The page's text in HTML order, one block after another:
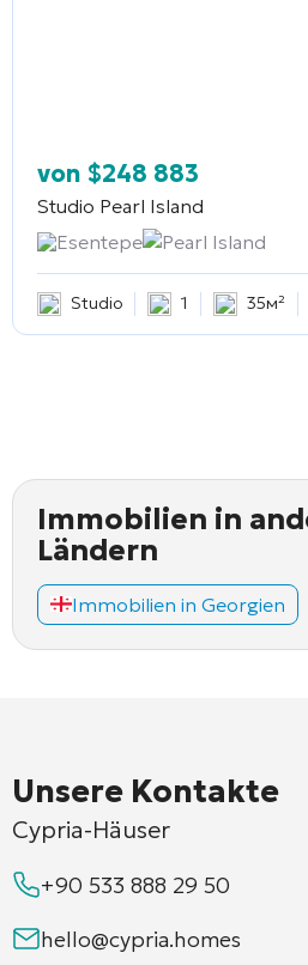
von $248 883
Studio Pearl Island
Esentepe
Pearl Island
Studio 1 35м²
Immobilien in
Ländern
Immobilien in Georgien
Unsere Kontakte
Cypria-Häuser
+90 533 888 29 50
hello@cypria.homes